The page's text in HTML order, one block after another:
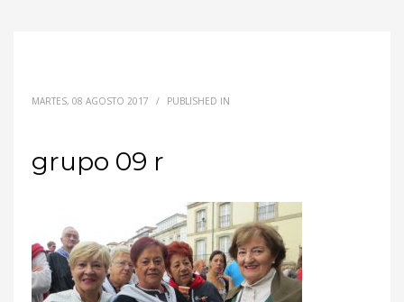
MARTES, 08 AGOSTO 2017 / PUBLISHED IN
grupo 09 r